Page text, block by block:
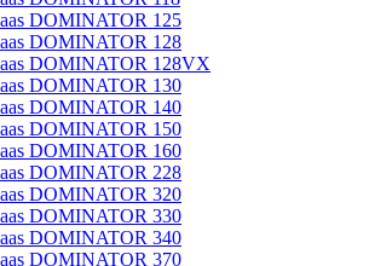
DOMINATOR 125
DOMINATOR 128
DOMINATOR 128VX
DOMINATOR 130
DOMINATOR 140
DOMINATOR 150
DOMINATOR 160
DOMINATOR 228
DOMINATOR 320
DOMINATOR 330
DOMINATOR 340
DOMINATOR 370